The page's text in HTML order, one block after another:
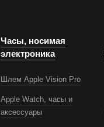
Часы, носимая
электроника
Шлем Apple Vision Pro
Apple Watch, часы и
аксессуары